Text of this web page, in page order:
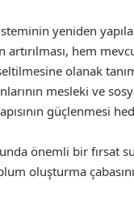
yeniden
artırılması, hem
olanak
mesleki ve
güçlenmesi
önemli bir fırsat
oluşturma